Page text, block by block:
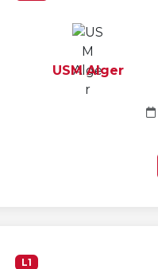
USM Alger
L1